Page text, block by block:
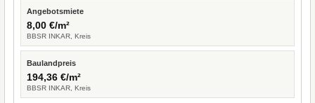
Angebotsmiete
8,00 €/m²
BBSR INKAR, Kreis
Baulandpreis
194,36 €/m²
BBSR INKAR, Kreis